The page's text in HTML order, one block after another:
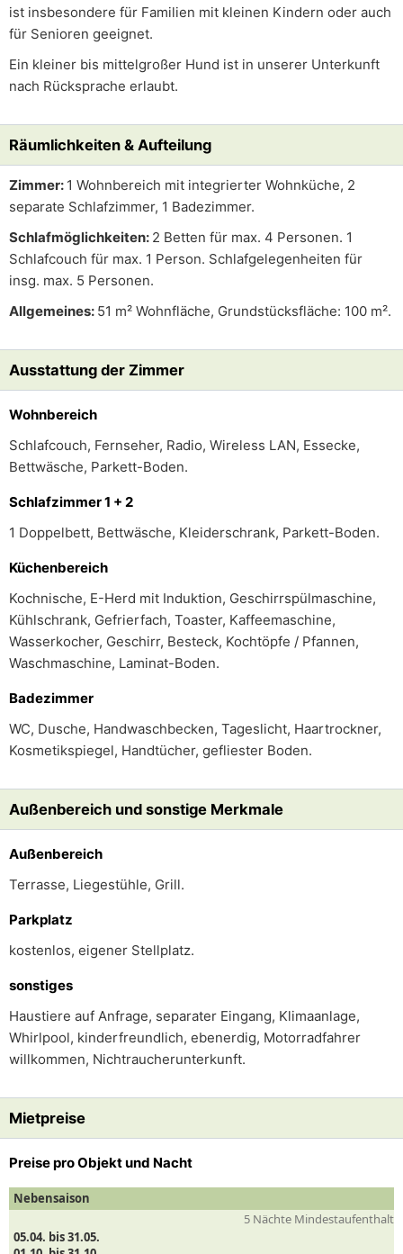
ist insbesondere für Familien mit kleinen Kindern oder auch
für Senioren geeignet.
Ein kleiner bis mittelgroßer Hund ist in unserer Unterkunft
nach Rücksprache erlaubt.
Räumlichkeiten & Aufteilung
Zimmer: 1 Wohnbereich mit integrierter Wohnküche, 2
separate Schlafzimmer, 1 Badezimmer.
Schlafmöglichkeiten: 2 Betten für max. 4 Personen. 1
Schlafcouch für max. 1 Person. Schlafgelegenheiten für
insg. max. 5 Personen.
Allgemeines: 51 m² Wohnfläche, Grundstücksfläche: 100 m².
Ausstattung der Zimmer
Wohnbereich
Schlafcouch, Fernseher, Radio, Wireless LAN, Essecke,
Bettwäsche, Parkett-Boden.
Schlafzimmer 1 + 2
1 Doppelbett, Bettwäsche, Kleiderschrank, Parkett-Boden.
Küchenbereich
Kochnische, E-Herd mit Induktion, Geschirrspülmaschine,
Kühlschrank, Gefrierfach, Toaster, Kaffeemaschine,
Wasserkocher, Geschirr, Besteck, Kochtöpfe / Pfannen,
Waschmaschine, Laminat-Boden.
Badezimmer
WC, Dusche, Handwaschbecken, Tageslicht, Haartrockner,
Kosmetikspiegel, Handtücher, gefliester Boden.
Außenbereich und sonstige Merkmale
Außenbereich
Terrasse, Liegestühle, Grill.
Parkplatz
kostenlos, eigener Stellplatz.
sonstiges
Haustiere auf Anfrage, separater Eingang, Klimaanlage,
Whirlpool, kinderfreundlich, ebenerdig, Motorradfahrer
willkommen, Nichtraucherunterkunft.
Mietpreise
Preise pro Objekt und Nacht
Nebensaison
5 Nächte Mindestaufenthalt
05.04. bis 31.05.